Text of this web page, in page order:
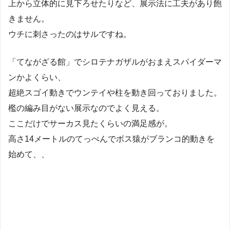
上から立体的に見下ろせたりなど、展示法に工夫があり飽
きません。
ウチに刺さったのはサルですね。
「てながざる館」でシロテナガザルがおまえスパイダーマ
ンかよくらい、
超絶スゴイ動きでウンテイや柱を動き回っておりました。
檻の編み目がない展示なのでよく見える。
ここだけでサーカス見たくらいの満足感が。
高さ14メートルのてっぺんでボス猿がブランコ的動きを
始めて、、